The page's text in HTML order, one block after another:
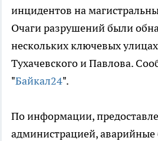
инцидентов на
Очаги разрушений были
нескольких ключевых
Тухачевского и Павлова.
"Байкал24".
По информации,
администрацией, аварийные